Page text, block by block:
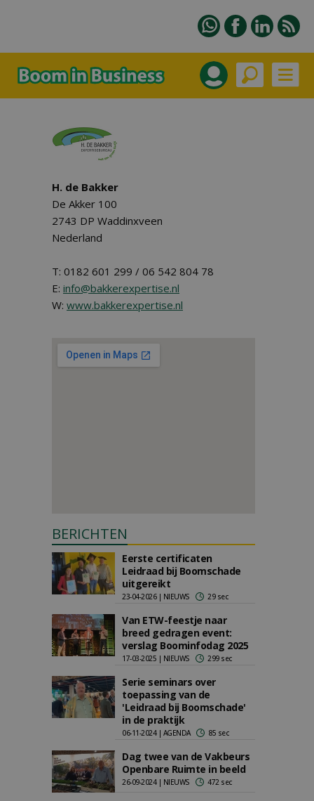
H. de Bakker
De Akker 100
2743 DP Waddinxveen
Nederland
T: 0182 601 299 / 06 542 804 78
E: info@bakkerexpertise.nl
W: www.bakkerexpertise.nl
BERICHTEN
Eerste certificaten
Leidraad bij Boomschade
uitgereikt
23-04-2026 | NIEUWS 29 sec
Van ETW-feestje naar
breed gedragen event:
verslag Boominfodag 2025
17-03-2025 | NIEUWS 299 sec
Serie seminars over
toepassing van de
'Leidraad bij Boomschade'
in de praktijk
06-11-2024 | AGENDA 85 sec
Dag twee van de Vakbeurs
Openbare Ruimte in beeld
26-09-2024 | NIEUWS 472 sec